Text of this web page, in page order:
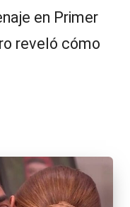
en Primer
reveló cómo